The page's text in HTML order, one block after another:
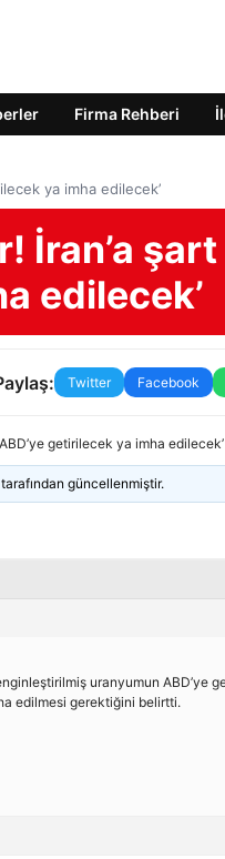
Firma Rehberi
ya imha edilecek’
İran’a şart
edilecek’
Twitter Facebook
ABD’ye getirilecek ya imha edilecek’
tarafından güncellenmiştir.
uranyumun ABD’ye
edilmesi gerektiğini belirtti.